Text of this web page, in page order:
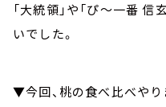
「大統領」や「ぴ～一番
いでした。
▼今回、桃の食べ比べやり